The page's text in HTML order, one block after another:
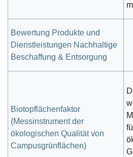
Bewertung Produkte und
Dienstleistungen Nachhaltige
Beschaffung & Entsorgung
Biotopflächenfaktor
(Messinstrument der
ökologischen Qualität von
Campusgrünflächen)